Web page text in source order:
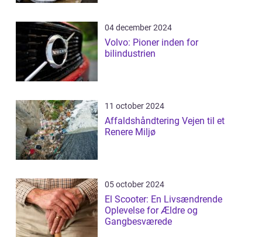
04 december 2024
Volvo: Pioner inden for
bilindustrien
11 october 2024
Affaldshåndtering Vejen til et
Renere Miljø
05 october 2024
El Scooter: En Livsændrende
Oplevelse for Ældre og
Gangbesværede